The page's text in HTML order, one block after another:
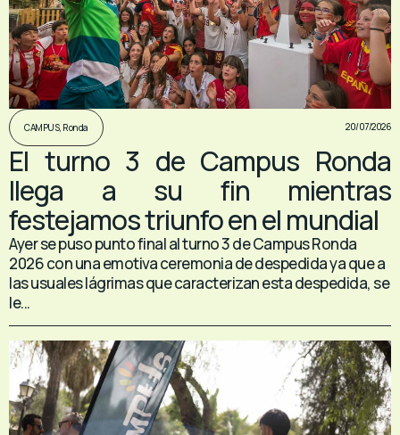
CAMPUS, Ronda 20/07/2026
El turno 3 de Campus Ronda
llega a su fin mientras
festejamos triunfo en el mundial
Ayer se puso punto final al turno 3 de Campus Ronda
2026 con una emotiva ceremonia de despedida ya que a
las usuales lágrimas que caracterizan esta despedida, se
le...